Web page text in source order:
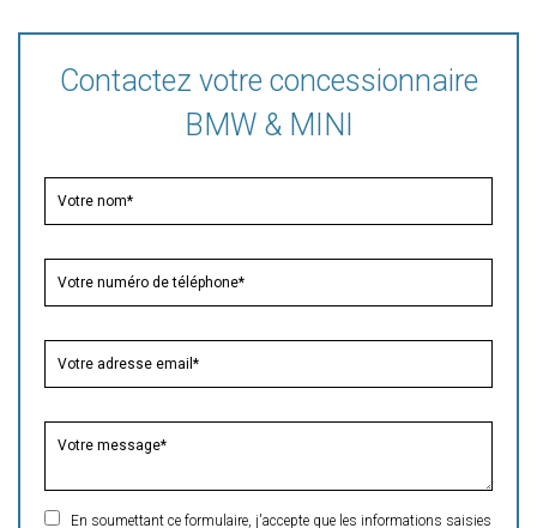
Contactez votre concessionnaire
BMW & MINI
En soumettant ce formulaire, j'accepte que les informations saisies